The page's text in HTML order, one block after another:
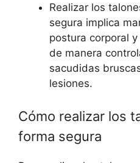
Realizar los
segura implica
postura corporal
de manera
sacudidas
lesiones.
Cómo realizar los
forma segura